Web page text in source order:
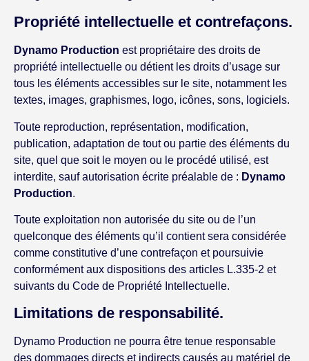
Propriété intellectuelle et contrefaçons.
Dynamo Production est propriétaire des droits de
propriété intellectuelle ou détient les droits d’usage sur
tous les éléments accessibles sur le site, notamment les
textes, images, graphismes, logo, icônes, sons, logiciels.
Toute reproduction, représentation, modification,
publication, adaptation de tout ou partie des éléments du
site, quel que soit le moyen ou le procédé utilisé, est
interdite, sauf autorisation écrite préalable de : Dynamo
Production.
Toute exploitation non autorisée du site ou de l’un
quelconque des éléments qu’il contient sera considérée
comme constitutive d’une contrefaçon et poursuivie
conformément aux dispositions des articles L.335-2 et
suivants du Code de Propriété Intellectuelle.
Limitations de responsabilité.
Dynamo Production ne pourra être tenue responsable
des dommages directs et indirects causés au matériel de